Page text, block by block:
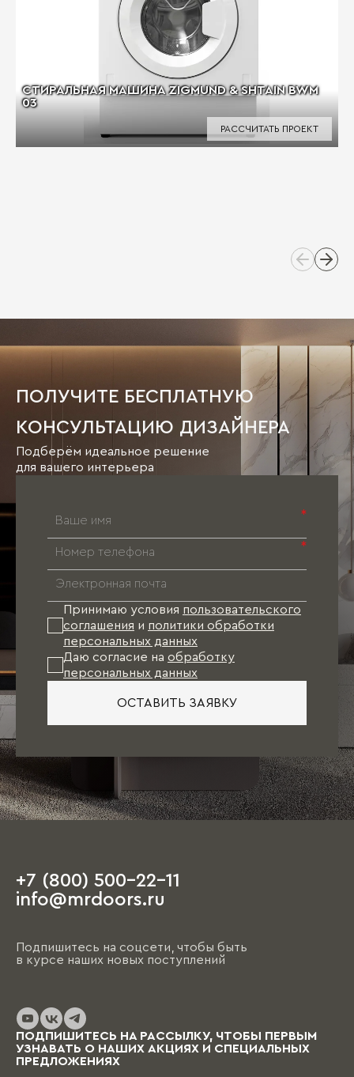
СТИРАЛЬНАЯ МАШИНА ZIGMUND & SHTAIN BWM
03
РАССЧИТАТЬ ПРОЕКТ
ПОЛУЧИТЕ БЕСПЛАТНУЮ
КОНСУЛЬТАЦИЮ ДИЗАЙНЕРА
Подберём идеальное решение
для вашего интерьера
*
*
Принимаю условия пользовательского
соглашения и политики обработки
персональных данных
Даю согласие на обработку
персональных данных
ОСТАВИТЬ ЗАЯВКУ
+7 (800) 500-22-11
info@mrdoors.ru
Подпишитесь на соцсети, чтобы быть
в курсе наших новых поступлений
ПОДПИШИТЕСЬ НА РАССЫЛКУ, ЧТОБЫ ПЕРВЫМ
УЗНАВАТЬ О НАШИХ АКЦИЯХ И СПЕЦИАЛЬНЫХ
ПРЕДЛОЖЕНИЯХ